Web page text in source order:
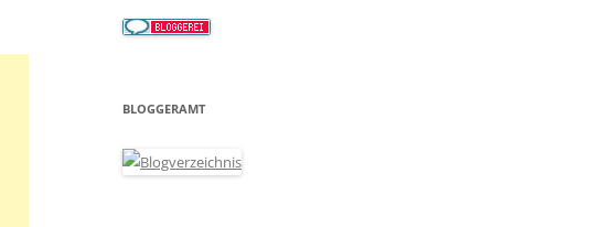
BLOGGERAMT